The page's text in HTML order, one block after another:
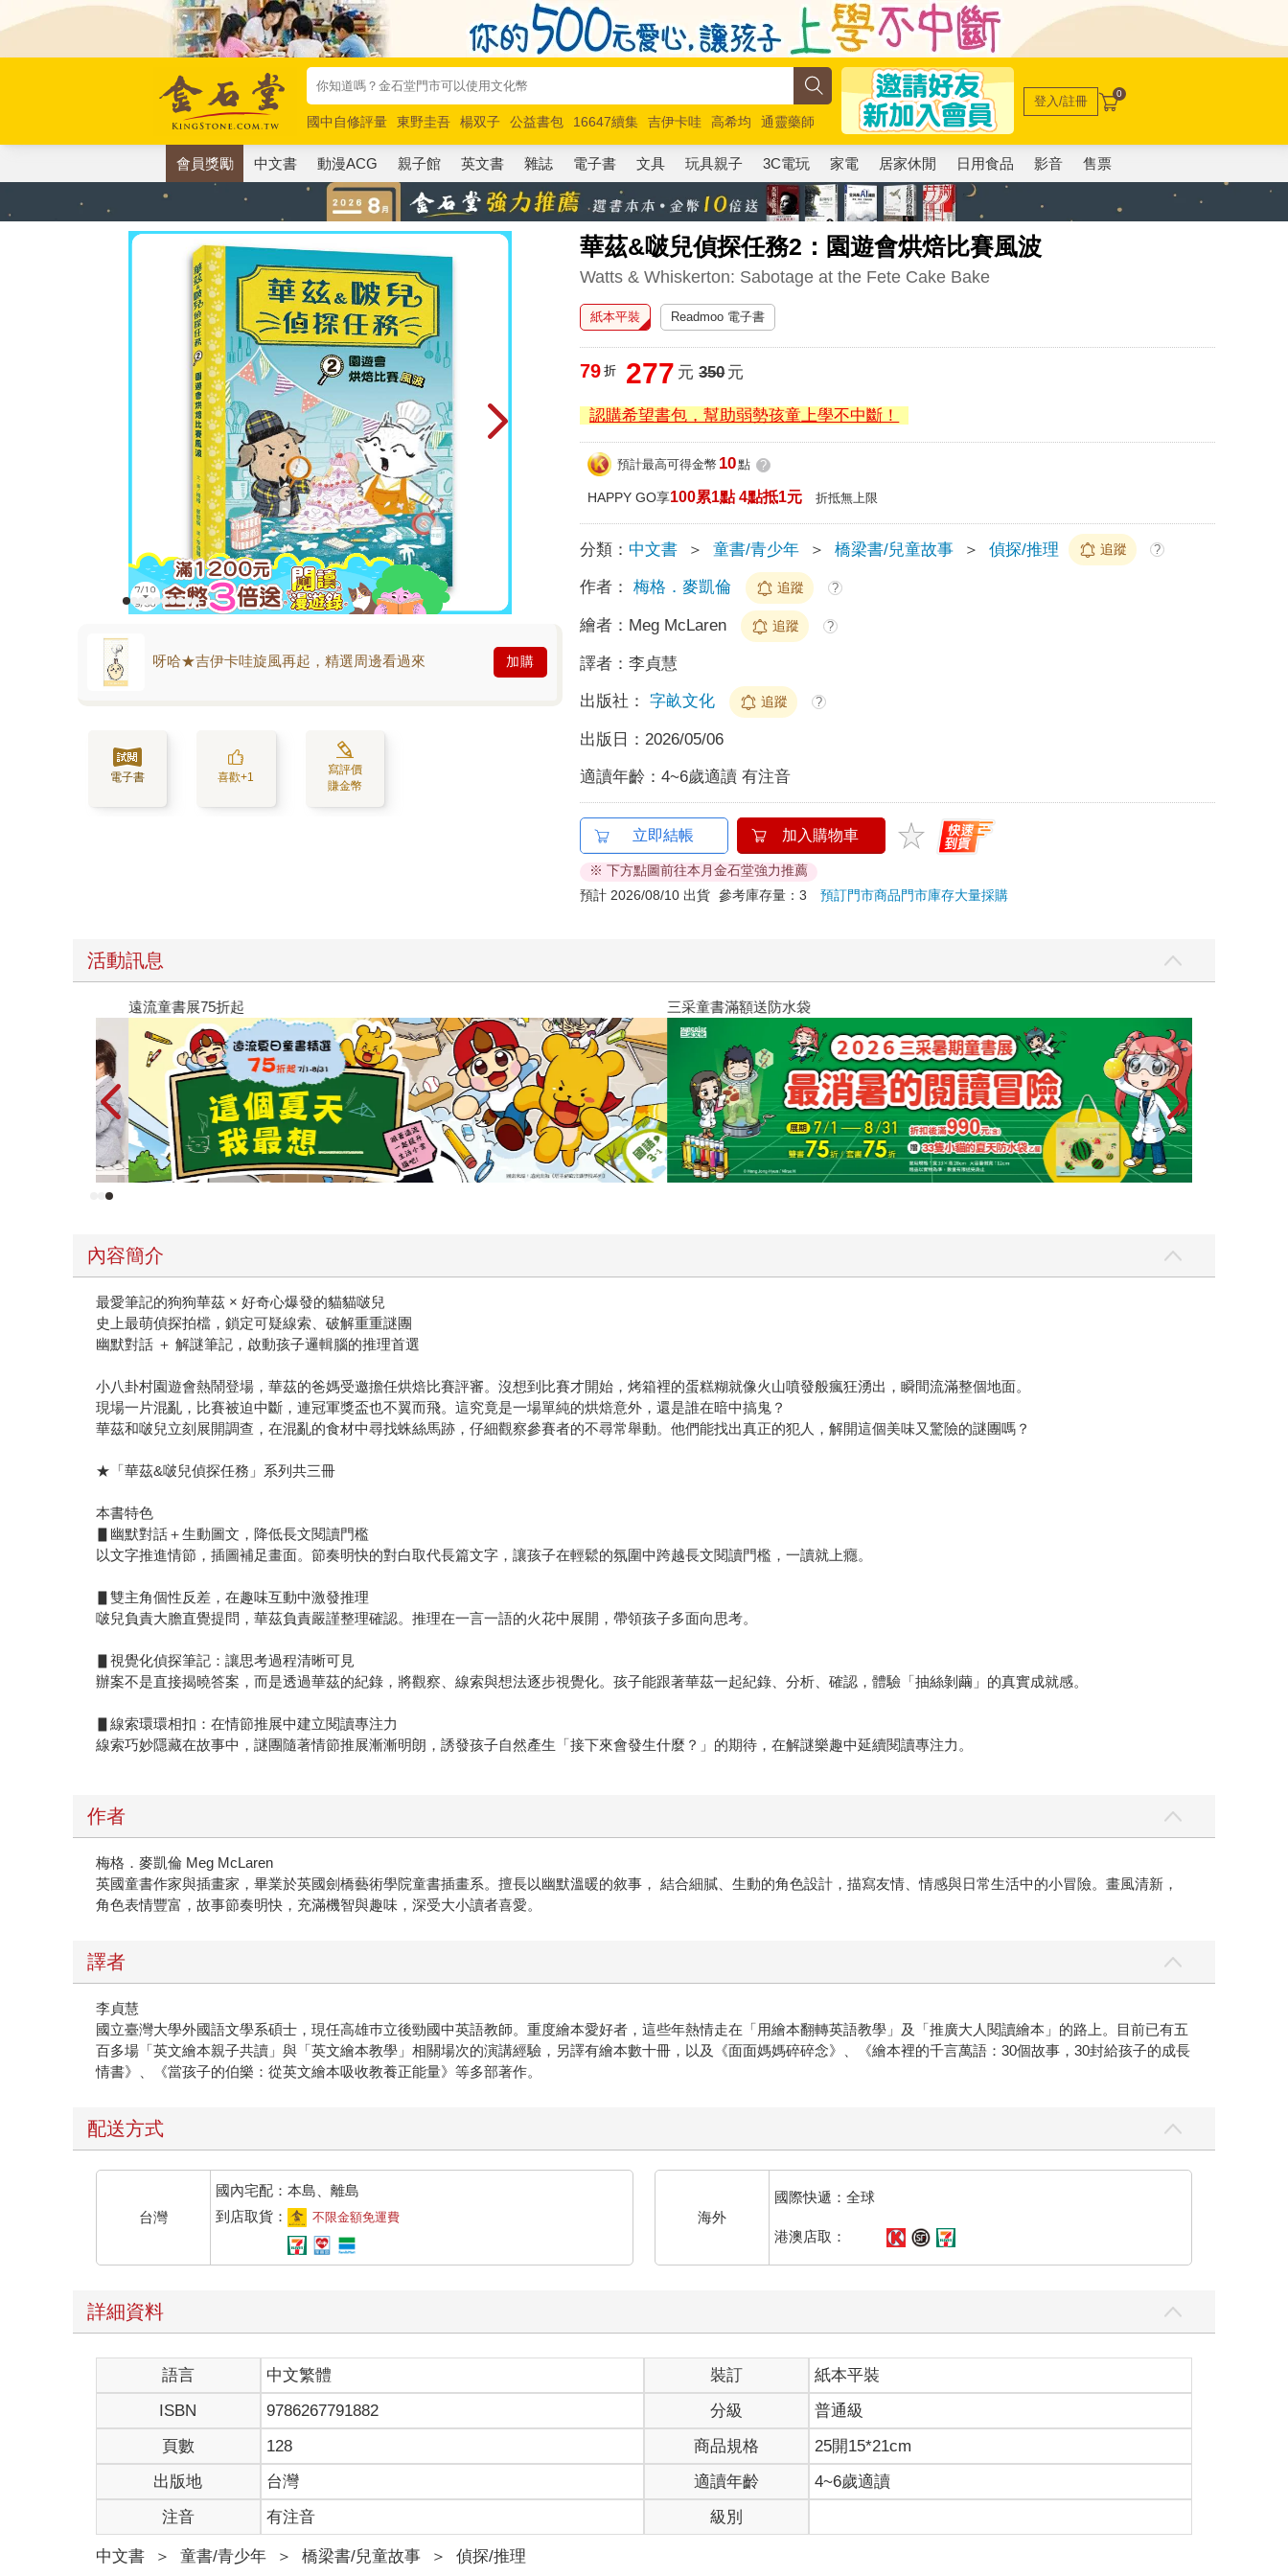
國中自修評量 東野圭吾 楊双子 公益書包 16647續集 吉伊卡哇 高希均
通靈藥師
唯紅花綻放
奧德賽 路邊攤新作 馬斯克 玩具總動員5 超慢跑
登入/註冊 0
會員獎勵 中文書 動漫ACG 親子館 英文書 雜誌 電子書 文具 玩具親子 3C電玩 家電 居家休閒 日用食品 影音 售票
華茲&啵兒偵探任務2：園遊會烘焙比賽風波
Watts & Whiskerton: Sabotage at the Fete Cake Bake
呀哈★吉伊卡哇旋風再起，精選周邊看過來 加購
電子書 喜歡+1
寫評價
賺金幣
紙本平裝 Readmoo 電子書
79 折 277 元 350元
認購希望書包，幫助弱勢孩童上學不中斷！
預計最高可得金幣 10點 ?
HAPPY GO享100累1點 4點抵1元 折抵無上限
分類： 中文書 ＞ 童書/青少年 ＞ 橋梁書/兒童故事 ＞ 偵探/推理 追蹤 ?
作者： 梅格．麥凱倫 追蹤 ?
繪者： Meg McLaren 追蹤 ?
譯者：李貞慧
出版社： 字畝文化 追蹤 ?
出版日： 2026/05/06
適讀年齡：4~6歲適讀 有注音
立即結帳 加入購物車
※ 下方點圖前往本月金石堂強力推薦
預計 2026/08/10 出貨 參考庫存量：3預訂門市商品門市庫存大量採購
活動訊息
遠流童書展75折起 三采童書滿額送防水袋
內容簡介
最愛筆記的狗狗華茲 × 好奇心爆發的貓貓啵兒
史上最萌偵探拍檔，鎖定可疑線索、破解重重謎團
幽默對話 ＋ 解謎筆記，啟動孩子邏輯腦的推理首選
小八卦村園遊會熱鬧登場，華茲的爸媽受邀擔任烘焙比賽評審。沒想到比賽才開始，烤箱裡的蛋糕糊就像火山噴發般瘋狂湧出，瞬間流滿整個地面。
現場一片混亂，比賽被迫中斷，連冠軍獎盃也不翼而飛。這究竟是一場單純的烘焙意外，還是誰在暗中搞鬼？
華茲和啵兒立刻展開調查，在混亂的食材中尋找蛛絲馬跡，仔細觀察參賽者的不尋常舉動。他們能找出真正的犯人，解開這個美味又驚險的謎團嗎？
★「華茲&啵兒偵探任務」系列共三冊
本書特色
▋幽默對話＋生動圖文，降低長文閱讀門檻
以文字推進情節，插圖補足畫面。節奏明快的對白取代長篇文字，讓孩子在輕鬆的氛圍中跨越長文閱讀門檻，一讀就上癮。
▋雙主角個性反差，在趣味互動中激發推理
啵兒負責大膽直覺提問，華茲負責嚴謹整理確認。推理在一言一語的火花中展開，帶領孩子多面向思考。
▋視覺化偵探筆記：讓思考過程清晰可見
辦案不是直接揭曉答案，而是透過華茲的紀錄，將觀察、線索與想法逐步視覺化。孩子能跟著華茲一起紀錄、分析、確認，體驗「抽絲剝繭」的真實成就感。
▋線索環環相扣：在情節推展中建立閱讀專注力
線索巧妙隱藏在故事中，謎團隨著情節推展漸漸明朗，誘發孩子自然產生「接下來會發生什麼？」的期待，在解謎樂趣中延續閱讀專注力。
作者
梅格．麥凱倫 Meg McLaren
英國童書作家與插畫家，畢業於英國劍橋藝術學院童書插畫系。擅長以幽默溫暖的敘事， 結合細膩、生動的角色設計，描寫友情、情感與日常生活中的小冒險。畫風清新，
角色表情豐富，故事節奏明快，充滿機智與趣味，深受大小讀者喜愛。
譯者
李貞慧
國立臺灣大學外國語文學系碩士，現任高雄巿立後勁國中英語教師。重度繪本愛好者，這些年熱情走在「用繪本翻轉英語教學」及「推廣大人閱讀繪本」的路上。目前已有五
百多場「英文繪本親子共讀」與「英文繪本教學」相關場次的演講經驗，另譯有繪本數十冊，以及《面面媽媽碎碎念》、《繪本裡的千言萬語：30個故事，30封給孩子的成長
情書》、《當孩子的伯樂：從英文繪本吸收教養正能量》等多部著作。
配送方式
台灣
國內宅配：本島、離島
到店取貨：
不限金額免運費 海外
國際快遞：全球
港澳店取：
詳細資料
語言 中文繁體 裝訂
紙本平裝
ISBN
9786267791882 分級
普通級
頁數
128 商品規格
25開15*21cm
出版地
台灣 適讀年齡
4~6歲適讀
注音
有注音 級別
中文書 ＞ 童書/青少年 ＞ 橋梁書/兒童故事 ＞ 偵探/推理